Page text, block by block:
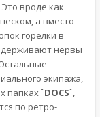
вроде как
а вместо
горелки в
нервы
экипажа,
папках`DOCS`,
по ретро-